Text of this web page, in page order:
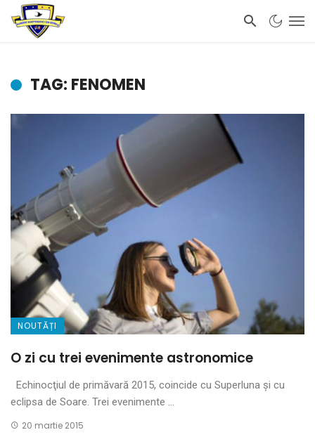
TAG: FENOMEN
NOUTĂȚI
O zi cu trei evenimente astronomice
Echinocţiul de primăvară 2015, coincide cu Superluna şi cu
eclipsa de Soare. Trei evenimente ...
20 martie 2015